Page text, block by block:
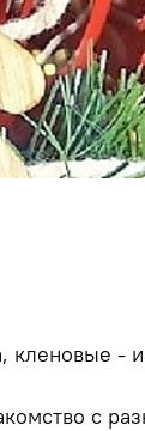
-
с